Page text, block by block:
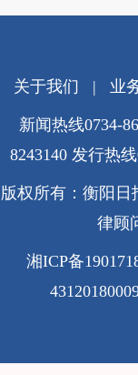
关于我们 | 业
新闻热线0734-
8243140 发行热
版权所有：衡阳
律顾
湘ICP备